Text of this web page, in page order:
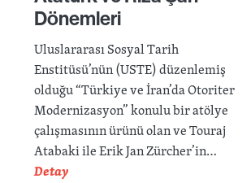
Dönemleri
Uluslararası Sosyal Tarih
Enstitüsü’nün (USTE) düzenlemiş
olduğu “Türkiye ve İran’da Otoriter
Modernizasyon” konulu bir atölye
çalışmasının ürünü olan ve Touraj
Atabaki ile Erik Jan Zürcher’in…
Detay